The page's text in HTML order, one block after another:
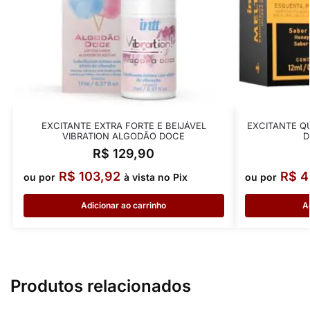
EXCITANTE EXTRA FORTE E BEIJÁVEL
VIBRATION ALGODÃO DOCE
R$ 129,90
ou por R$ 103,92 à vista no Pix
Adicionar ao carrinho
EXCITANTE
ou por R$
Produtos relacionados